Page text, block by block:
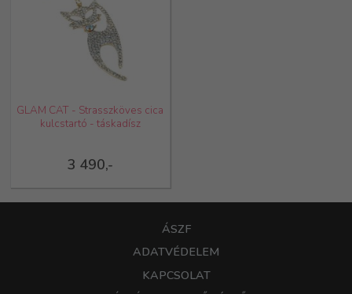
3 490,-
GLAM CAT - Strasszköves cica
kulcstartó - táskadísz
ÁSZF
ADATVÉDELEM
KAPCSOLAT